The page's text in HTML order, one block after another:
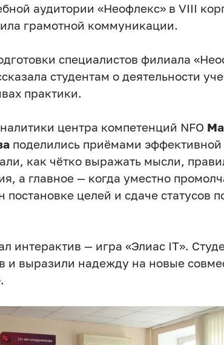
аудитории «Неофлекс» в VIII
грамотной коммуникации.
специалистов филиала
студентам о деятельности
практики.
центра компетенций NFO
поделились приёмами эффективной
как чётко выражать мысли,
а главное — когда уместно
целей и сдаче статусов
интерактив — игра «Элиас IT».
и выразили надежду на новые